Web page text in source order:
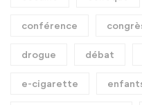
conférence
drogue débat
e-cigarette